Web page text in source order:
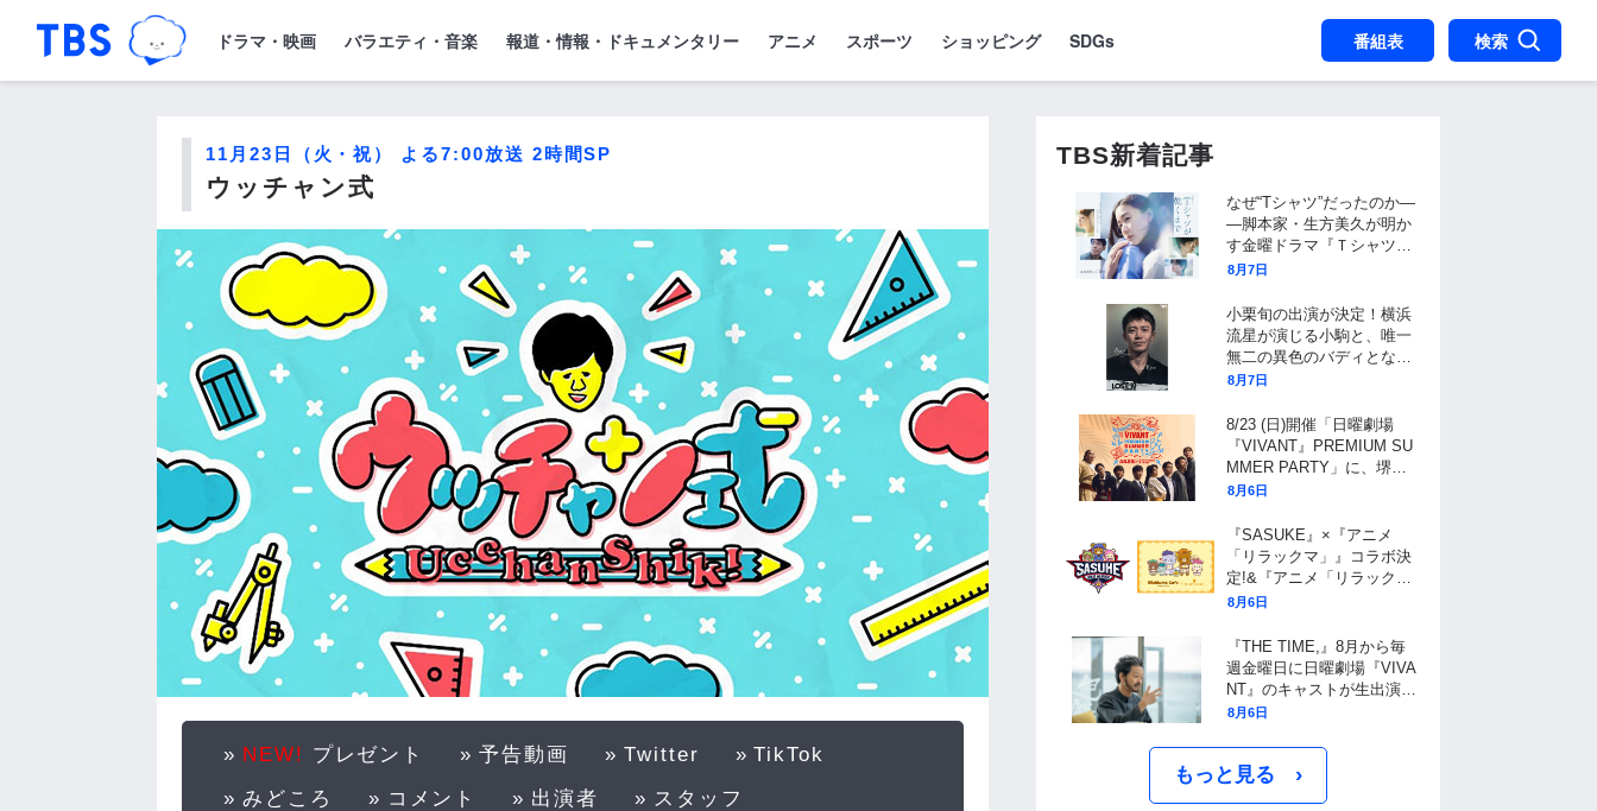
「TBSテレビ｜ときめくときを。」トップページ
TBSグループキャラクター『ワクティ』
ドラマ・映画 バラエティ・音楽 報道・情報・ドキュメンタリー アニメ スポーツ ショッピング SDGs 番組表 検索
11月23日（火・祝） よる7:00放送 2時間SP
ウッチャン式
NEW! プレゼント 予告動画 Twitter
TikTok
みどころ
コメント 出演者
スタッフ
TBS新着記事
なぜ“Tシャツ”だったのか―
―脚本家・生方美久が明か
す金曜ドラマ『Ｔシャツが
乾くまで』タイトル決定の
ニークな視点
8月7日
小栗旬の出演が決定！横浜
流星が演じる小駒と、唯一
無二の異色のバディとなる
フリーの保険調査員を演じ
ST10』
8月7日
8/23 (日)開催「日曜劇場
『VIVANT』PREMIUM SU
MMER PARTY」に、堺雅
人、阿部寛、二宮和也ら、
結！チケット抽選受付中！
8月6日
『SASUKE』×『アニメ
「リラックマ」』コラボ決
定!&『アニメ「リラック
マ」』× ブランチパークコ
8月6日
『THE TIME,』8月から毎
週金曜日に日曜劇場『VIVA
NT』のキャストが生出演!
初回は山中崇! 先出し映像
8月6日
もっと見る ›